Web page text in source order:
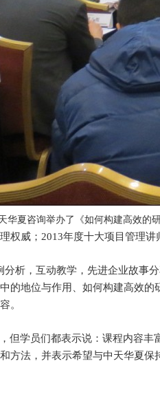
华夏咨询举办了《如何构建高效的
权威； 2013年度十大项目管理讲
分析，互动教学，先进企业故事
的地位与作用、如何构建高效
。
但学员们都表示说：课程内容
方法，并表示希望与中天华夏保